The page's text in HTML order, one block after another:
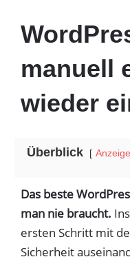
manuell
wieder
Überblick
Das beste
man nie braucht.
ersten Schritt mit
Sicherheit